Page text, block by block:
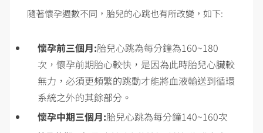
隨著懷孕週數不同，胎兒的心跳也有所改變，如下:
懷孕前三個月:胎兒心跳為每分鐘為160~180
次，懷孕前期胎心較快，是因為此時胎兒心臟較
無力，必須更頻繁的跳動才能將血液輸送到循環
系統之外的其餘部分。
懷孕中期三個月:胎兒心跳為每分鐘140~160次